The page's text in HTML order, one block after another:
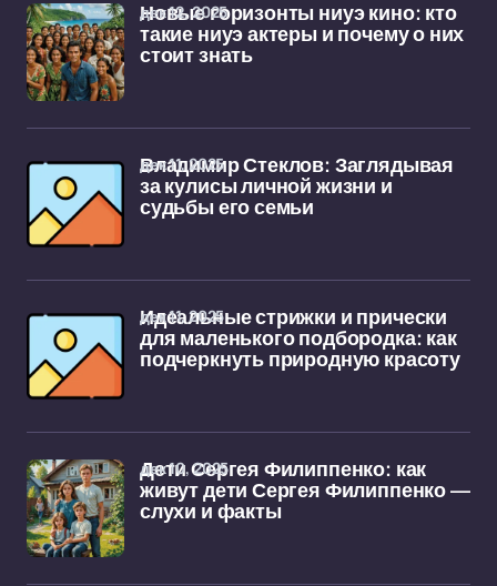
Новые горизонты ниуэ кино: кто
такие ниуэ актеры и почему о них
стоит знать
дек 12, 2025
Владимир Стеклов: Заглядывая
за кулисы личной жизни и
судьбы его семьи
дек 11, 2025
Идеальные стрижки и прически
для маленького подбородка: как
подчеркнуть природную красоту
дек 11, 2025
Дети Сергея Филиппенко: как
живут дети Сергея Филиппенко —
слухи и факты
дек 10, 2025